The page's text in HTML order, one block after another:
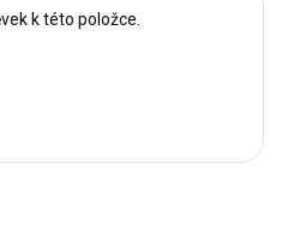
k této položce.